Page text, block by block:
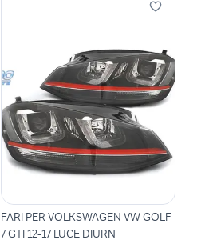
FARI PER VOLKSWAGEN VW GOLF
7 GTI 12-17 LUCE DIURN